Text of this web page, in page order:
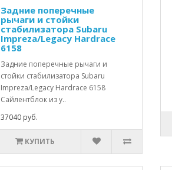
Задние поперечные
рычаги и стойки
стабилизатора Subaru
Impreza/Legacy Hardrace
6158
Задние поперечные рычаги и
стойки стабилизатора Subaru
Impreza/Legacy Hardrace 6158
Сайлентблок из у..
37040 руб.
КУПИТЬ